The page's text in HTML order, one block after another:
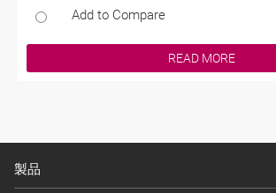
Add to Compare
READ MORE
製品